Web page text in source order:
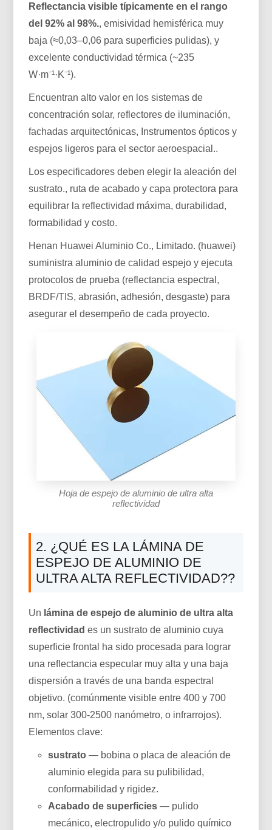
Reflectancia visible típicamente en el rango
del 92% al 98%., emisividad hemisférica muy
baja (≈0,03–0,06 para superficies pulidas), y
excelente conductividad térmica (~235
W·m⁻¹·K⁻¹).
Encuentran alto valor en los sistemas de
concentración solar, reflectores de iluminación,
fachadas arquitectónicas, Instrumentos ópticos y
espejos ligeros para el sector aeroespacial..
Los especificadores deben elegir la aleación del
sustrato., ruta de acabado y capa protectora para
equilibrar la reflectividad máxima, durabilidad,
formabilidad y costo.
Henan Huawei Aluminio Co., Limitado. (huawei)
suministra aluminio de calidad espejo y ejecuta
protocolos de prueba (reflectancia espectral,
BRDF/TIS, abrasión, adhesión, desgaste) para
asegurar el desempeño de cada proyecto.
Hoja de espejo de aluminio de ultra alta
reflectividad
2. ¿QUÉ ES LA LÁMINA DE
ESPEJO DE ALUMINIO DE
ULTRA ALTA REFLECTIVIDAD??
Un lámina de espejo de aluminio de ultra alta
reflectividad es un sustrato de aluminio cuya
superficie frontal ha sido procesada para lograr
una reflectancia especular muy alta y una baja
dispersión a través de una banda espectral
objetivo. (comúnmente visible entre 400 y 700
nm, solar 300-2500 nanómetro, o infrarrojos).
Elementos clave:
sustrato — bobina o placa de aleación de
aluminio elegida para su pulibilidad,
conformabilidad y rigidez.
Acabado de superficies — pulido
mecánico, electropulido y/o pulido químico